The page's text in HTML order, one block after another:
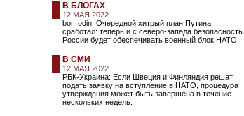
В БЛОГАХ
12 МАЯ 2022
bor_odin: Очередной хитрый план Путина
сработал: теперь и с северо-запада безопасность
России будет обеспечивать военный блок НАТО
В СМИ
12 МАЯ 2022
РБК-Украина: Если Швеция и Финляндия решат
подать заявку на вступление в НАТО, процедура
утверждения может быть завершена в течение
нескольких недель.